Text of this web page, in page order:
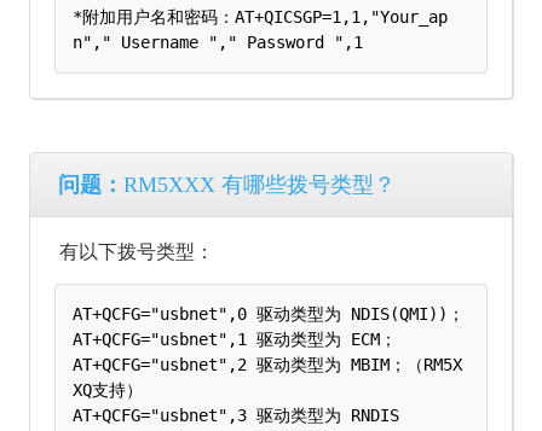
*附加用户名和密码：AT+QICSGP=1,1,"Your_ap
问题： RM5XXX 有哪些拨号类型？
有以下拨号类型：
AT+QCFG="usbnet",0 驱动类型为 NDIS(QMI))；
AT+QCFG="usbnet",1 驱动类型为 ECM；
AT+QCFG="usbnet",2 驱动类型为 MBIM；（RM5X
XQ支持）
AT+QCFG="usbnet",3 驱动类型为 RNDIS